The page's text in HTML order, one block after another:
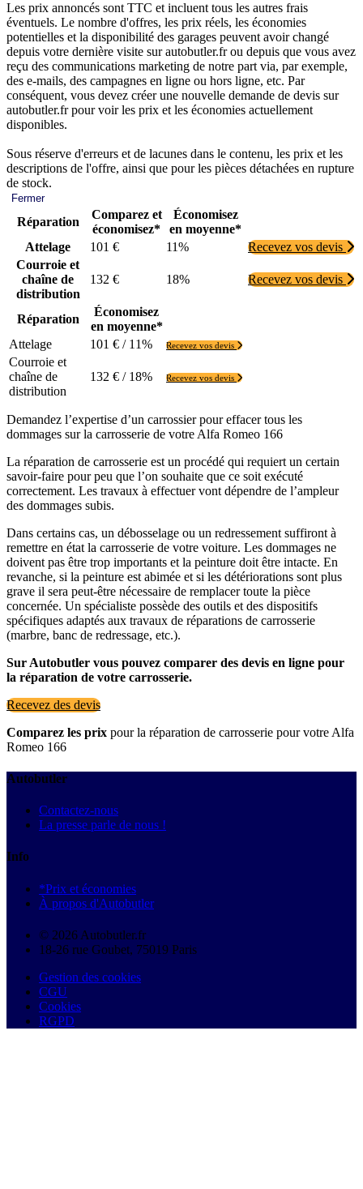
Les prix annoncés sont TTC et incluent tous les autres frais
éventuels. Le nombre d'offres, les prix réels, les économies
potentielles et la disponibilité des garages peuvent avoir changé
depuis votre dernière visite sur autobutler.fr ou depuis que vous avez
reçu des communications marketing de notre part via, par exemple,
des e-mails, des campagnes en ligne ou hors ligne, etc. Par
conséquent, vous devez créer une nouvelle demande de devis sur
autobutler.fr pour voir les prix et les économies actuellement
disponibles.
Sous réserve d'erreurs et de lacunes dans le contenu, les prix et les
descriptions de l'offre, ainsi que pour les pièces détachées en rupture
de stock.
Fermer
Réparation
Comparez et
économisez*
Économisez
en moyenne*
Attelage
101 € 11%
Recevez vos devis
Courroie et
chaîne de
distribution
132 € 18% Recevez vos devis
Réparation
Économisez
en moyenne*
Attelage
101 € / 11% Recevez vos devis
Courroie et
chaîne de
distribution
132 € / 18% Recevez vos devis
Demandez l’expertise d’un carrossier pour effacer tous les
dommages sur la carrosserie de votre Alfa Romeo 166
La réparation de carrosserie est un procédé qui requiert un certain
savoir-faire pour peu que l’on souhaite que ce soit exécuté
correctement. Les travaux à effectuer vont dépendre de l’ampleur
des dommages subis.
Dans certains cas, un débosselage ou un redressement suffiront à
remettre en état la carrosserie de votre voiture. Les dommages ne
doivent pas être trop importants et la peinture doit être intacte. En
revanche, si la peinture est abimée et si les détériorations sont plus
grave il sera peut-être nécessaire de remplacer toute la pièce
concernée. Un spécialiste possède des outils et des dispositifs
spécifiques adaptés aux travaux de réparations de carrosserie
(marbre, banc de redressage, etc.).
Sur Autobutler vous pouvez comparer des devis en ligne pour
la réparation de votre carrosserie.
Recevez des devis
Comparez les prix pour la réparation de carrosserie pour votre Alfa
Romeo 166
Autobutler
Contactez-nous
La presse parle de nous !
Info
*Prix et économies
À propos d'Autobutler
© 2026 Autobutler.fr
18-26 rue Goubet, 75019 Paris
Gestion des cookies
CGU
Cookies
RGPD